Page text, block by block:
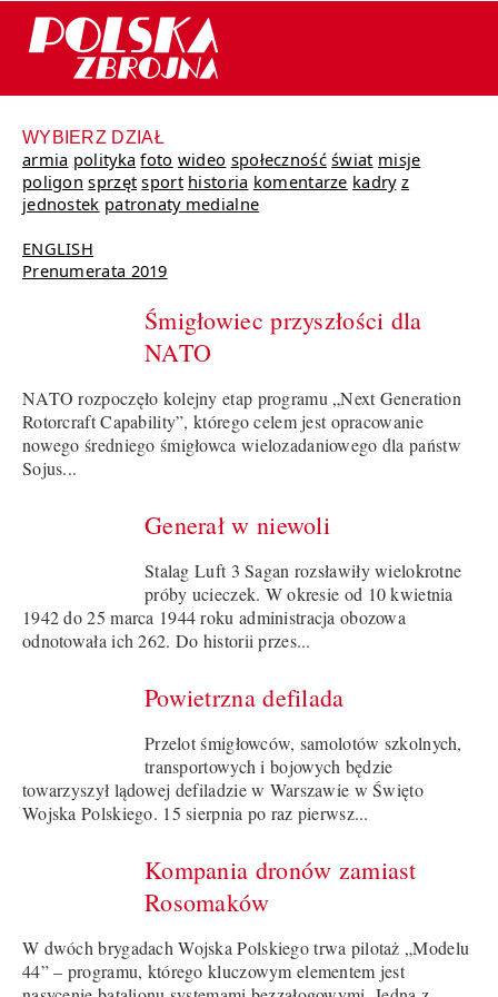
WYBIERZ DZIAŁ
armia polityka foto wideo społeczność świat misje
poligon sprzęt sport historia komentarze kadry z
jednostek patronaty medialne
ENGLISH
Prenumerata 2019
Śmigłowiec przyszłości dla
NATO
NATO rozpoczęło kolejny etap programu „Next Generation
Rotorcraft Capability”, którego celem jest opracowanie
nowego średniego śmigłowca wielozadaniowego dla państw
Sojus...
Generał w niewoli
Stalag Luft 3 Sagan rozsławiły wielokrotne
próby ucieczek. W okresie od 10 kwietnia
1942 do 25 marca 1944 roku administracja obozowa
odnotowała ich 262. Do historii przes...
Powietrzna defilada
Przelot śmigłowców, samolotów szkolnych,
transportowych i bojowych będzie
towarzyszył lądowej defiladzie w Warszawie w Święto
Wojska Polskiego. 15 sierpnia po raz pierwsz...
Kompania dronów zamiast
Rosomaków
W dwóch brygadach Wojska Polskiego trwa pilotaż „Modelu
44” – programu, którego kluczowym elementem jest